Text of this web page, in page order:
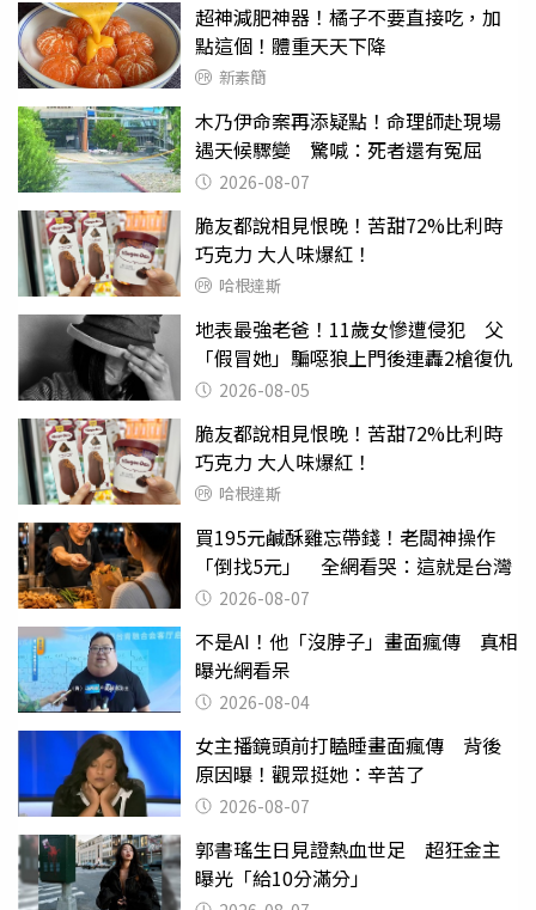
超神減肥神器！橘子不要直接吃，加
點這個！體重天天下降
新素簡
木乃伊命案再添疑點！命理師赴現場
遇天候驟變 驚喊：死者還有冤屈
2026-08-07
脆友都說相見恨晚！苦甜72%比利時
巧克力 大人味爆紅！
哈根達斯
地表最強老爸！11歲女慘遭侵犯 父
「假冒她」騙噁狼上門後連轟2槍復仇
2026-08-05
脆友都說相見恨晚！苦甜72%比利時
巧克力 大人味爆紅！
哈根達斯
買195元鹹酥雞忘帶錢！老闆神操作
「倒找5元」 全網看哭：這就是台灣
2026-08-07
不是AI！他「沒脖子」畫面瘋傳 真相
曝光網看呆
2026-08-04
女主播鏡頭前打瞌睡畫面瘋傳 背後
原因曝！觀眾挺她：辛苦了
2026-08-07
郭書瑤生日見證熱血世足 超狂金主
曝光「給10分滿分」